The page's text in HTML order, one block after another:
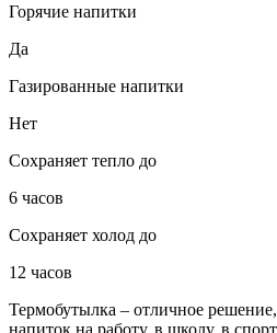
Горячие напитки
Да
Газированные напитки
Нет
Сохраняет тепло до
6 часов
Сохраняет холод до
12 часов
Термобутылка – отличное
напиток на работу, в школу, в